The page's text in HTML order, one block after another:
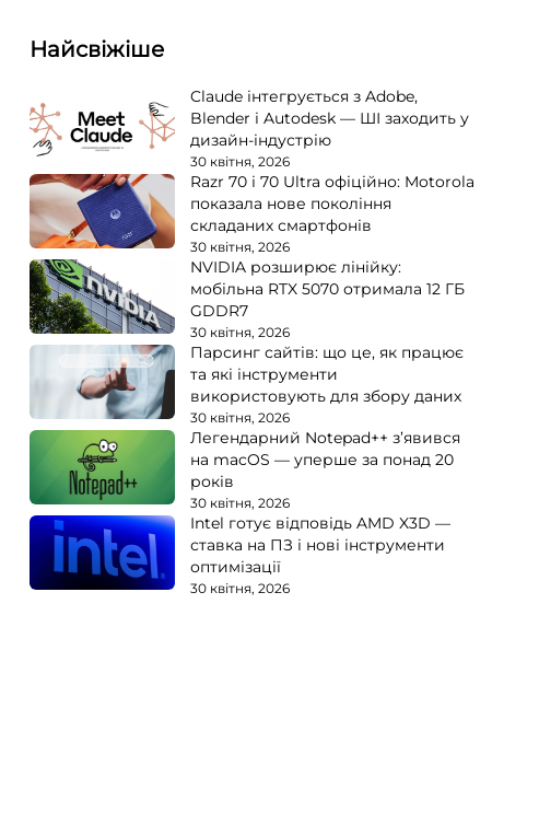
Найсвіжіше
Claude інтегрується з Adobe,
Blender і Autodesk — ШІ заходить у
дизайн-індустрію
30 квітня, 2026
Razr 70 і 70 Ultra офіційно: Motorola
показала нове покоління
складаних смартфонів
30 квітня, 2026
NVIDIA розширює лінійку:
мобільна RTX 5070 отримала 12 ГБ
GDDR7
30 квітня, 2026
Парсинг сайтів: що це, як працює
та які інструменти
використовують для збору даних
30 квітня, 2026
Легендарний Notepad++ з’явився
на macOS — уперше за понад 20
років
30 квітня, 2026
Intel готує відповідь AMD X3D —
ставка на ПЗ і нові інструменти
оптимізації
30 квітня, 2026